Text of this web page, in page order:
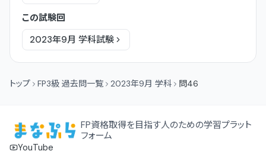
この試験回
2023年9月 学科試験
トップ FP3級 過去問一覧 2023年9月 学科 問46
FP資格取得を目指す人のための学習プラット
フォーム
YouTube